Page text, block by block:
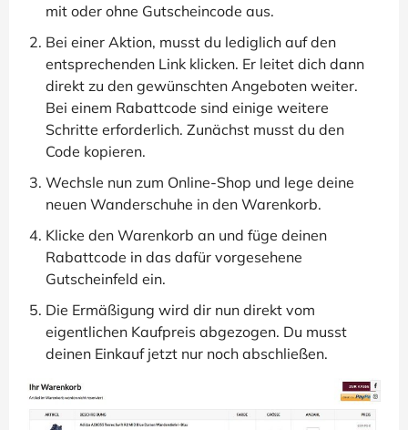
mit oder ohne Gutscheincode aus.
Bei einer Aktion, musst du lediglich auf den
entsprechenden Link klicken. Er leitet dich dann
direkt zu den gewünschten Angeboten weiter.
Bei einem Rabattcode sind einige weitere
Schritte erforderlich. Zunächst musst du den
Code kopieren.
Wechsle nun zum Online-Shop und lege deine
neuen Wanderschuhe in den Warenkorb.
Klicke den Warenkorb an und füge deinen
Rabattcode in das dafür vorgesehene
Gutscheinfeld ein.
Die Ermäßigung wird dir nun direkt vom
eigentlichen Kaufpreis abgezogen. Du musst
deinen Einkauf jetzt nur noch abschließen.